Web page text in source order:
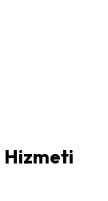
Hizmeti